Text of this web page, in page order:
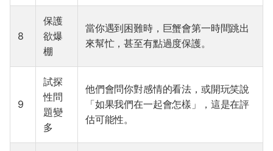
8
保護
欲爆
棚
當你遇到困難時，巨蟹會第一時間跳出
來幫忙，甚至有點過度保護。
9
試探
性問
題變
多
他們會問你對感情的看法，或開玩笑說
「如果我們在一起會怎樣」，這是在評
估可能性。